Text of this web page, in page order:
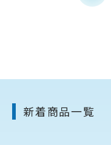
新着商品一覧